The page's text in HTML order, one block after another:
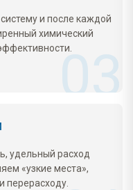
и после каждой
химический
удельный расход
«узкие места»,
перерасходу.